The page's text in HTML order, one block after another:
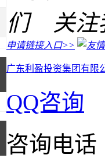
关注
申请链接入口>>
广东利盈投资集团有限
QQ咨询
咨询电话